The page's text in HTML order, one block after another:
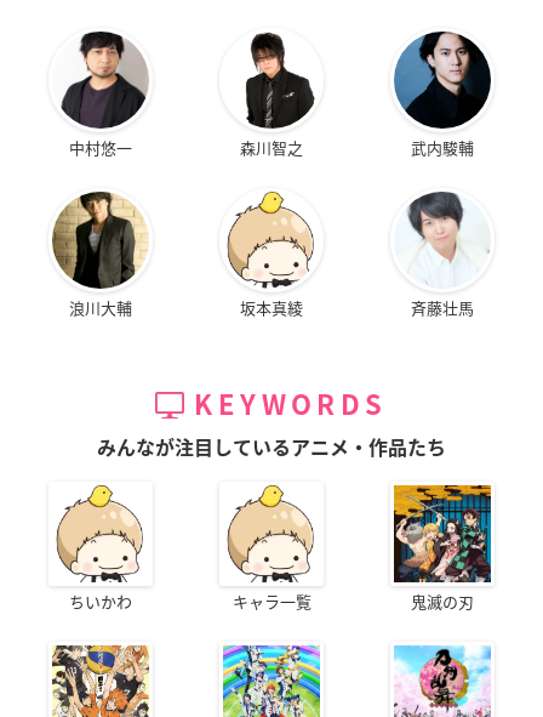
中村悠一 森川智之 武内駿輔
浪川大輔 坂本真綾 斉藤壮馬
KEYWORDS
みんなが注目しているアニメ・作品たち
ちいかわ キャラ一覧 鬼滅の刃